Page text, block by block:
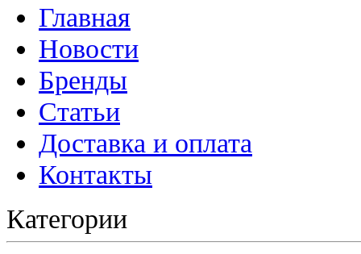
Главная
Новости
Бренды
Статьи
Доставка и оплата
Контакты
Категории